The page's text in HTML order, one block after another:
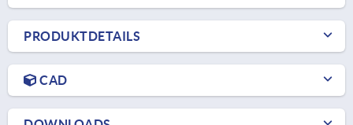
PRODUKTDETAILS
CAD